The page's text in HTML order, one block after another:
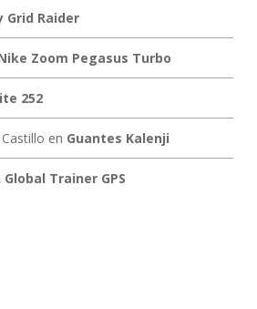
Grid Raider
Zoom Pegasus Turbo
252
en Guantes Kalenji
Trainer GPS